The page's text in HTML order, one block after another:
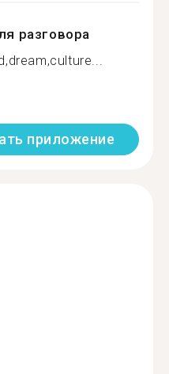
разговора
приложение